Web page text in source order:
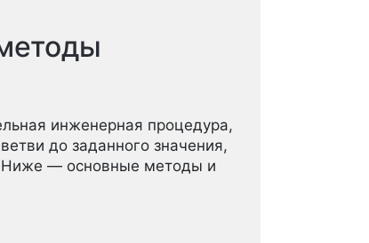
инженерная процедура,
до заданного значения,
Ниже — основные методы и